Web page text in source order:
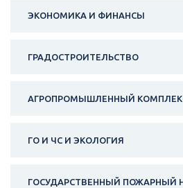
ЭКОНОМИКА И ФИНАНСЫ
ГРАДОСТРОИТЕЛЬСТВО
АГРОПРОМЫШЛЕННЫЙ
ГО И ЧС И ЭКОЛОГИЯ
ГОСУДАРСТВЕННЫЙ ПОЖАРНЫЙ